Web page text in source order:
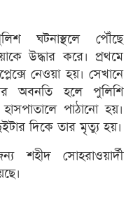
ঘটনাস্থলে পৌঁছে
উদ্ধার করে। প্রথমে
নেওয়া হয়। সেখানে
অবনতি হলে পুলিশি
পাঠানো হয়।
দিকে তার মৃত্যু হয়।
শহীদ সোহরাওয়ার্দী